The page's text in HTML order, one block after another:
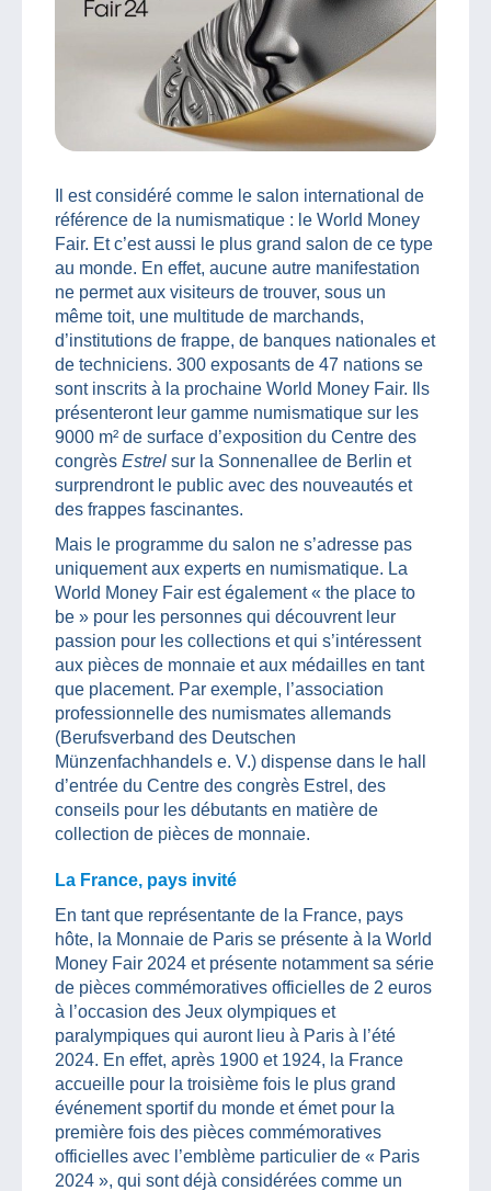
Il est considéré comme le salon international de
référence de la numismatique : le World Money
Fair. Et c’est aussi le plus grand salon de ce type
au monde. En effet, aucune autre manifestation
ne permet aux visiteurs de trouver, sous un
même toit, une multitude de marchands,
d’institutions de frappe, de banques nationales et
de techniciens. 300 exposants de 47 nations se
sont inscrits à la prochaine World Money Fair. Ils
présenteront leur gamme numismatique sur les
9000 m² de surface d’exposition du Centre des
congrès Estrel sur la Sonnenallee de Berlin et
surprendront le public avec des nouveautés et
des frappes fascinantes.
Mais le programme du salon ne s’adresse pas
uniquement aux experts en numismatique. La
World Money Fair est également « the place to
be » pour les personnes qui découvrent leur
passion pour les collections et qui s’intéressent
aux pièces de monnaie et aux médailles en tant
que placement. Par exemple, l’association
professionnelle des numismates allemands
(Berufsverband des Deutschen
Münzenfachhandels e. V.) dispense dans le hall
d’entrée du Centre des congrès Estrel, des
conseils pour les débutants en matière de
collection de pièces de monnaie.
La France, pays invité
En tant que représentante de la France, pays
hôte, la Monnaie de Paris se présente à la World
Money Fair 2024 et présente notamment sa série
de pièces commémoratives officielles de 2 euros
à l’occasion des Jeux olympiques et
paralympiques qui auront lieu à Paris à l’été
2024. En effet, après 1900 et 1924, la France
accueille pour la troisième fois le plus grand
événement sportif du monde et émet pour la
première fois des pièces commémoratives
officielles avec l’emblème particulier de « Paris
2024 », qui sont déjà considérées comme un